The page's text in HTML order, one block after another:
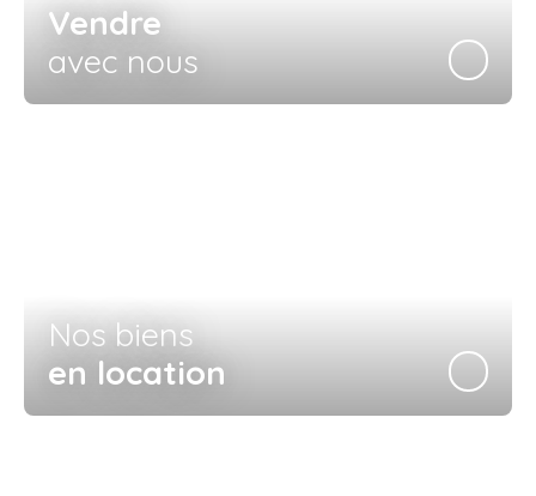
Vendre
avec nous
Nos biens
en location